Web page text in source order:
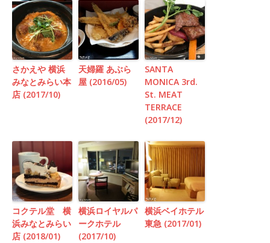
さかえや 横浜
みなとみらい本
店 (2017/10)
天婦羅 あぶら
屋 (2016/05)
SANTA
MONICA 3rd.
St. MEAT
TERRACE
(2017/12)
コクテル堂 横
浜みなとみらい
店 (2018/01)
横浜ロイヤルパ
ークホテル
(2017/10)
横浜ベイホテル
東急 (2017/01)